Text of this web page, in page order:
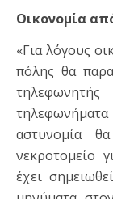
Οικονομία
«Για λόγους
πόλης θα
αστυνομία
νεκροτομείο
έχει